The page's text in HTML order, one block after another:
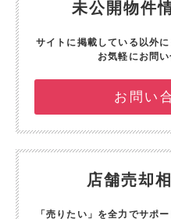
未公開物件
サイトに掲載している以外
お気軽にお問い
お問い
店舗売却
「売りたい」を全力でサポー